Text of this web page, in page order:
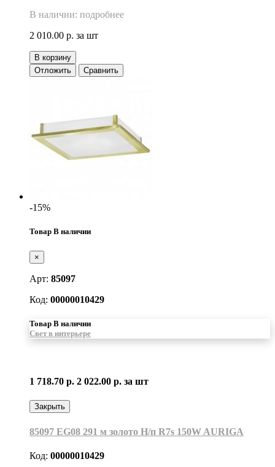
В наличии: подробнее
2 010.00 р. за шт
В корзину
Отложить
Сравнить
-15%
Товар В наличии
×
Арт: 85097
Код: 00000010429
Товар В наличии
Свет в интерьере
1 718.70 р. 2 022.00 р. за шт
Закрыть
85097 EG08 291 м золото Н/п R7s 150W AURIGA
Код: 00000010429